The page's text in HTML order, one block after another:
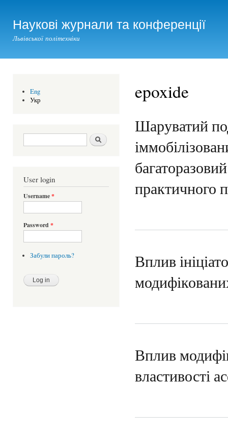
Наукові журнали та конференції
Львівської політехніки
Eng
Укр
Search form Шукати
User login
Username*
Password *
Забули пароль?
epoxide
Шаруватий
практичного
Вплив
Вплив
властивості